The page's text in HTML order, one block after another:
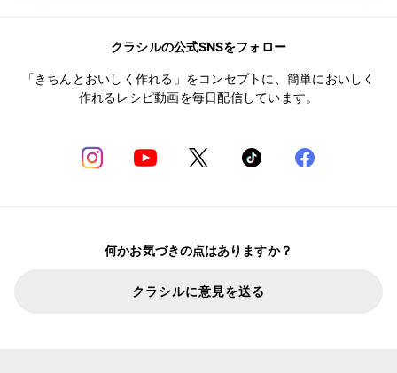
クラシルの公式SNSをフォロー
「きちんとおいしく作れる」をコンセプトに、簡単においしく
作れるレシピ動画を毎日配信しています。
何かお気づきの点はありますか？
クラシルに意見を送る